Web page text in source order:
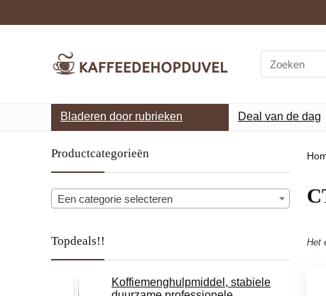
Search
for:
Bladeren door rubrieken Deal van de dag
Productcategorieën
Een categorie selecteren
Topdeals!!
Koffiemenghulpmiddel, stabiele
Het